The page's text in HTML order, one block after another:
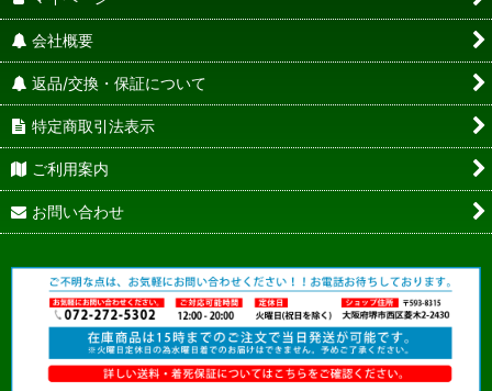
会社概要
返品/交換・保証について
特定商取引法表示
ご利用案内
お問い合わせ